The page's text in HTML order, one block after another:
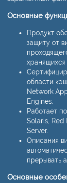
Основные
Продукт
защиту от
хранящихся
области
Network
Engines.
Работает
Solaris,
Server.
Описания
прерывать
Основные